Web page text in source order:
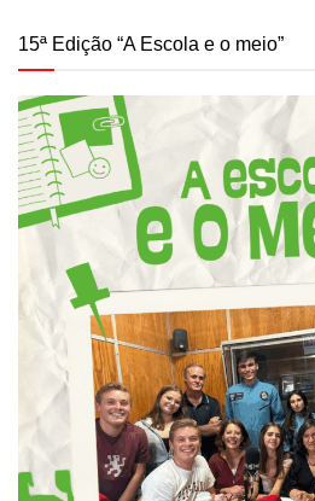
15ª Edição “A Escola e o meio”